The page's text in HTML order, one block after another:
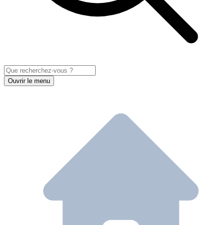
Ouvrir le menu